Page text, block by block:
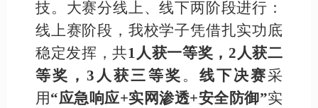
技。大赛分线上、线下两阶段进行：
线上赛阶段，我校学子凭借扎实功底
稳定发挥，共1人获一等奖，2人获二
等奖，3人获三等奖 。 线下决赛采
用“应急响应+实网渗透+安全防御”实